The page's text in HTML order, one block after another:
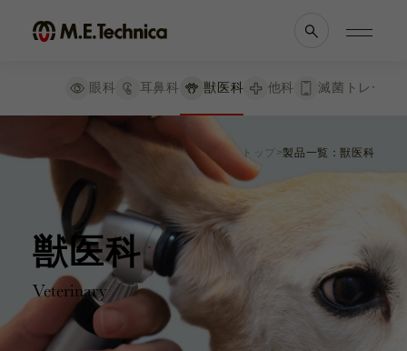
製品情報一覧
眼科
耳鼻科
獣医科
他科
滅菌トレー
ブランド一覧
理念・メッセージ
会社概要
医療機関等との
関係の
透明性に
関する指針
よくあるご質問
眼科 耳鼻科 獣医科 他科 滅菌トレー
トップ 製品一覧：獣医科
獣医科
Veterinary
絞り込み リセット
検査器械
検眼鏡
オメガ600 双眼倒像鏡
オメガ500 双眼倒像鏡
ビデオオメガ
シグマ
ポケット診断鏡
喉頭鏡